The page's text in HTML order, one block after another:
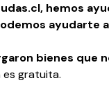
hemos
ayudarte
bienes que
gratuita.